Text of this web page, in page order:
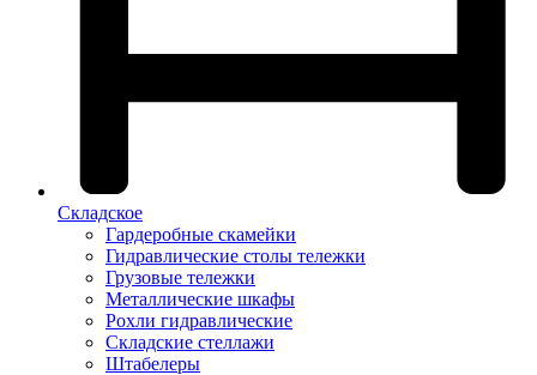
Складское
Гардеробные скамейки
Гидравлические столы тележки
Грузовые тележки
Металлические шкафы
Рохли гидравлические
Складские стеллажи
Штабелеры